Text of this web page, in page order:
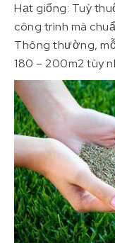
Hạt giống: Tuỳ
công trình mà
Thông thường,
180 – 200m2 tùy